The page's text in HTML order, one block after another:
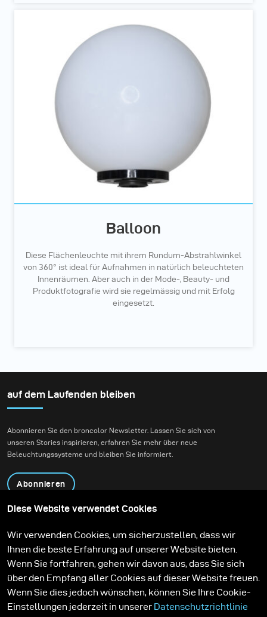
Balloon
Diese Flächenleuchte mit ihrem Rundum-Abstrahlwinkel
von 360° ist ideal für Aufnahmen in natürlich beleuchteten
Innenräumen. Aber auch in der Mode-, Beauty- und
Produktfotografie wird sie regelmässig und mit Erfolg
eingesetzt.
auf dem Laufenden bleiben
Abonnieren Sie den broncolor Newsletter. Lassen Sie sich von
unseren Stories inspirieren, erfahren Sie mehr über neue
Beleuchtungssysteme und bleiben Sie informiert.
Abonnieren
Kontakt
Technologien
Contribute to our blog
Lernen
Support
Karriere
Media Center
Diese Website verwendet Cookies
Wir verwenden Cookies, um sicherzustellen, dass wir
Ihnen die beste Erfahrung auf unserer Website bieten.
Wenn Sie fortfahren, gehen wir davon aus, dass Sie sich
über den Empfang aller Cookies auf dieser Website freuen.
Wenn Sie dies jedoch wünschen, können Sie Ihre Cookie-
Einstellungen jederzeit in unserer Datenschutzrichtlinie